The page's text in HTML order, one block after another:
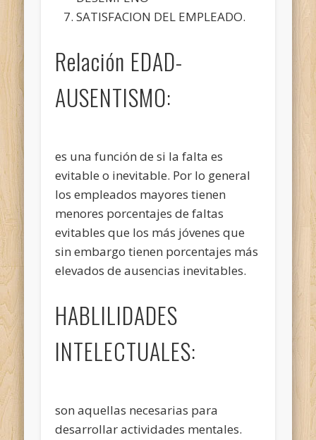
SATISFACION DEL EMPLEADO.
Relación EDAD-
AUSENTISMO:
es una función de si la falta es
evitable o inevitable. Por lo general
los empleados mayores tienen
menores porcentajes de faltas
evitables que los más jóvenes que
sin embargo tienen porcentajes más
elevados de ausencias inevitables.
HABLILIDADES
INTELECTUALES:
son aquellas necesarias para
desarrollar actividades mentales.